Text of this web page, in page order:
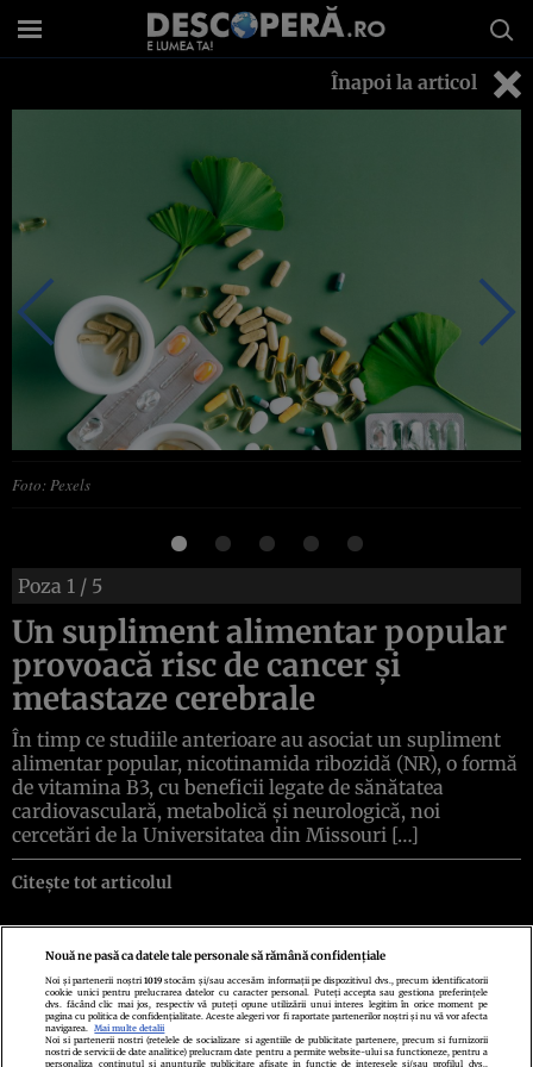
Înapoi la articol
Foto: Pexels
Poza 1 / 5
Un supliment alimentar popular
provoacă risc de cancer și
metastaze cerebrale
În timp ce studiile anterioare au asociat un supliment
alimentar popular, nicotinamida ribozidă (NR), o formă
de vitamina B3, cu beneficii legate de sănătatea
cardiovasculară, metabolică și neurologică, noi
cercetări de la Universitatea din Missouri […]
Citește tot articolul
Politica de confidenţialitatePolitica de cookiesTermeni şi condiţii
Echipa redacționalăContactSetări Cookies
Nouă ne pasă ca datele tale personale să rămână confidențiale
Noi și partenerii noștri1019 stocăm și/sau accesăm informații pe dispozitivul dvs., precum identificatorii
cookie unici pentru prelucrarea datelor cu caracter personal. Puteți accepta sau gestiona preferințele
dvs. făcând clic mai jos, respectiv vă puteți opune utilizării unui interes legitim în orice moment pe
pagina cu politica de confidențialitate. Aceste alegeri vor fi raportate partenerilor noștri și nu vă vor afecta
navigarea.
Mai multe detalii
Noi si partenerii nostri (retelele de socializare si agentiile de publicitate partenere, precum si furnizorii
nostri de servicii de date analitice) prelucram date pentru a permite website-ului sa functioneze, pentru a
personaliza continutul si anunturile publicitare afisate in functie de interesele si/sau profilul dvs.,